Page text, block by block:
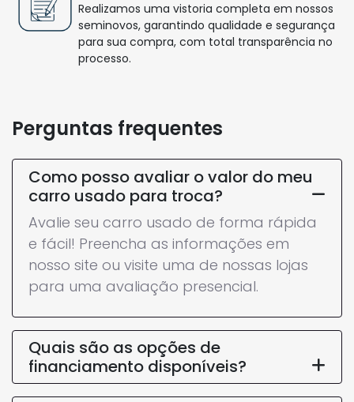
Realizamos uma vistoria completa em nossos
seminovos, garantindo qualidade e segurança
para sua compra, com total transparência no
processo.
Perguntas frequentes
Como posso avaliar o valor do meu
carro usado para troca?
Avalie seu carro usado de forma rápida
e fácil! Preencha as informações em
nosso site ou visite uma de nossas lojas
para uma avaliação presencial.
Quais são as opções de
financiamento disponíveis?